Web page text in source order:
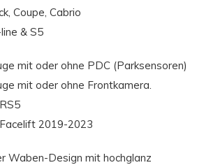
Coupe, Cabrio
& S5
mit oder ohne PDC (Parksensoren)
mit oder ohne Frontkamera.
2019-2023
Waben-Design mit hochglanz